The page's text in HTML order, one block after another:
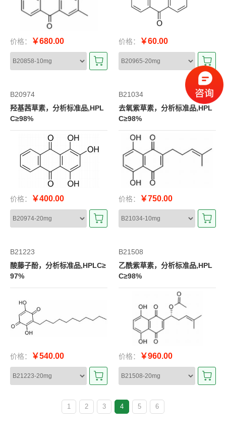
价格： ￥680.00 价格： ￥60.00
B20974
羟基茜草素，分析标准品,HPL
C≥98%
价格： ￥400.00
B21034
去氧紫草素，分析标准品,HPL
C≥98%
价格： ￥750.00
B21223
酸藤子酚，分析标准品,HPLC≥
97%
价格： ￥540.00
B21508
乙酰紫草素，分析标准品,HPL
C≥98%
价格： ￥960.00
1 2 3 4 5 6